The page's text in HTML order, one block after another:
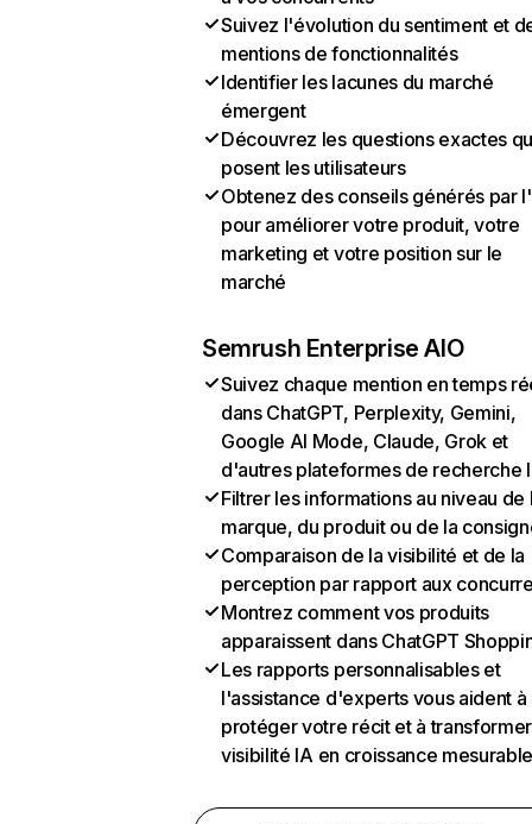
Suivez l'évolution du sentiment et
mentions de fonctionnalités
Identifier les lacunes du marché
émergent
Découvrez les questions exactes
posent les utilisateurs
Obtenez des conseils générés par
pour améliorer votre produit, votre
marketing et votre position sur le
marché
Semrush Enterprise AIO
Suivez chaque mention en temps
dans ChatGPT, Perplexity, Gemini,
Google AI Mode, Claude, Grok et
d'autres plateformes de recherche
Filtrer les informations au niveau de
marque, du produit ou de la
Comparaison de la visibilité et de la
perception par rapport aux
Montrez comment vos produits
apparaissent dans ChatGPT
Les rapports personnalisables et
l'assistance d'experts vous aident à
protéger votre récit et à
visibilité IA en croissance